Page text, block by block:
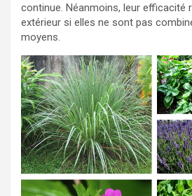
continue. Néanmoins, leur efficacité
extérieur si elles ne sont pas
moyens.